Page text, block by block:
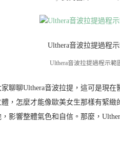
Ulthera音波拉提過程示範
聊聊Ulthera音波拉提，這可是現
，怎麼才能像歐美女生那樣有緊
影響整體氣色和自信。那麼，